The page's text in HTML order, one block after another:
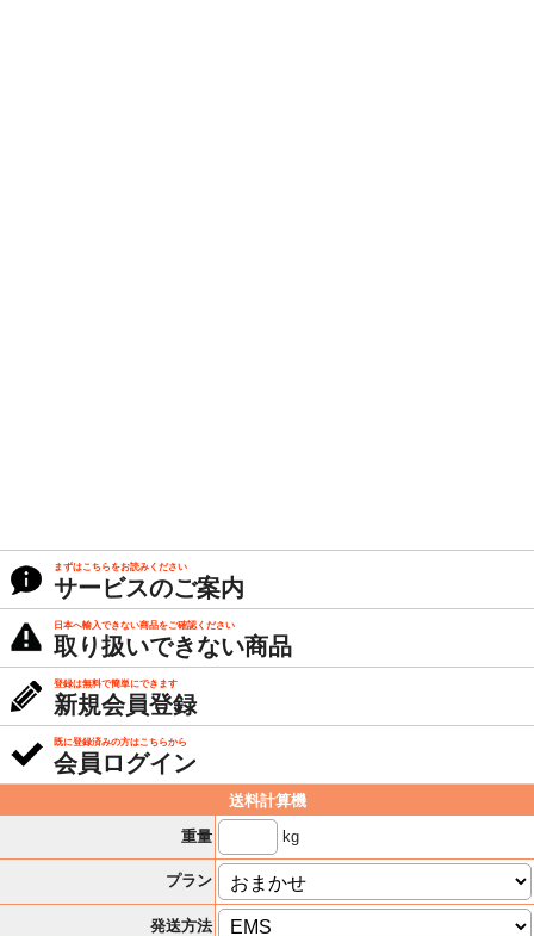
まずはこちらをお読みください
サービスのご案内
日本へ輸入できない商品をご確認ください
取り扱いできない商品
登録は無料で簡単にできます
新規会員登録
既に登録済みの方はこちらから
会員ログイン
送料計算機
重量
kg
プラン
発送方法